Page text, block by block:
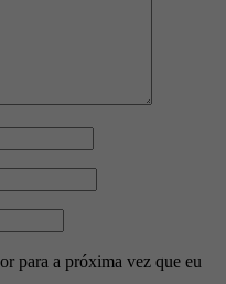
para a próxima vez que eu